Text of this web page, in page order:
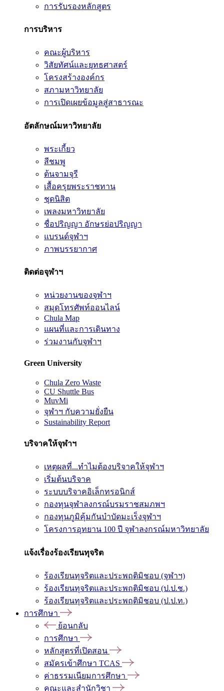
การรับรองหลักสูตร
การบริหาร
คณะผู้บริหาร
วิสัยทัศน์และยุทธศาสตร์
โครงสร้างองค์กร
สภามหาวิทยาลัย
การเปิดเผยข้อมูลสู่สาธารณะ
อัตลักษณ์มหาวิทยาลัย
พระเกี้ยว
สีชมพู
ต้นจามจุรี
เสื้อครุยพระราชทาน
ชุดนิสิต
เพลงมหาวิทยาลัย
ชื่อปริญญา อักษรย่อปริญญา
แบรนด์จุฬาฯ
ภาพบรรยากาศ
ติดต่อจุฬาฯ
หน่วยงานของจุฬาฯ
สมุดโทรศัพท์ออนไลน์
Chula Map
แผนที่และการเดินทาง
ร่วมงานกับจุฬาฯ
Green University
Chula Zero Waste
CU Shuttle Bus
MuvMi
จุฬาฯ กับความยั่งยืน
Sustainability Report
บริจาคให้จุฬาฯ
เหตุผลที่...ทำไมต้องบริจาคให้จุฬาฯ
เริ่มต้นบริจาค
ระบบบริจาคอิเล็กทรอนิกส์
กองทุนจุฬาลงกรณ์บรมราชสมภพฯ
กองทุนภูมิคุ้มกันบำบัดมะเร็งจุฬาฯ
โครงการอุทยาน 100 ปี จุฬาลงกรณ์มหาวิทยาลัย
แจ้งเรื่องร้องเรียนทุจริต
ร้องเรียนทุจริตและประพฤติมิชอบ (จุฬาฯ)
ร้องเรียนทุจริตและประพฤติมิชอบ (ป.ป.ช.)
ร้องเรียนทุจริตและประพฤติมิชอบ (ป.ป.ท.)
การศึกษา
ย้อนกลับ
การศึกษา
หลักสูตรที่เปิดสอน
สมัครเข้าศึกษา TCAS
ค่าธรรมเนียมการศึกษา
คณะและสำนักวิชา